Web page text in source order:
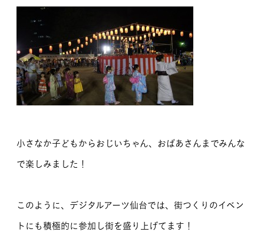
小さなか子どもからおじいちゃん、おばあさんまでみんな
で楽しみました！
このように、デジタルアーツ仙台では、街つくりのイベン
トにも積極的に参加し街を盛り上げてます！